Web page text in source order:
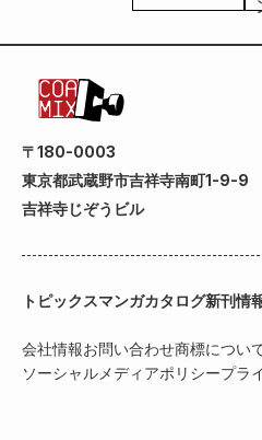
〒180-0003
東京都武蔵野市吉祥寺南町1-9-9
吉祥寺じぞうビル
トピックスマンガカタログ新刊情
会社情報お問い合わせ商標につい
ソーシャルメディアポリシープラ